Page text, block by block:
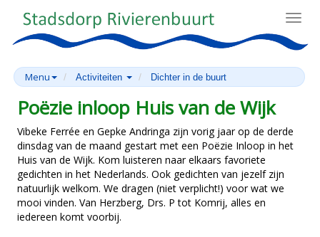
Menu Activiteiten Dichter in de buurt
Poëzie inloop Huis van de Wijk
Vibeke Ferrée en Gepke Andringa zijn vorig jaar op de derde
dinsdag van de maand gestart met een Poëzie Inloop in het
Huis van de Wijk. Kom luisteren naar elkaars favoriete
gedichten in het Nederlands. Ook gedichten van jezelf zijn
natuurlijk welkom. We dragen (niet verplicht!) voor wat we
mooi vinden. Van Herzberg, Drs. P tot Komrij, alles en
iedereen komt voorbij.